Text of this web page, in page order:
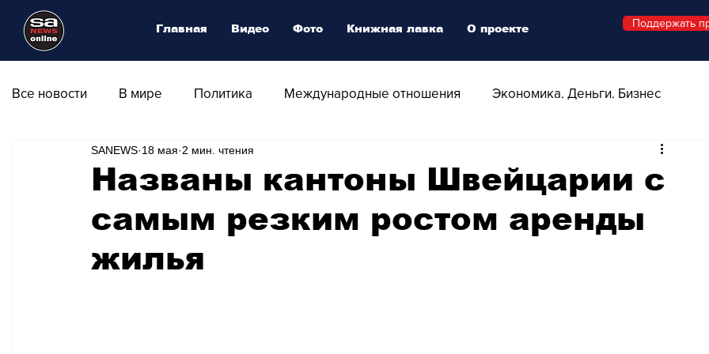
Все новости В мире Политика Международные отношения Экономика. Деньги. Бизнес
Общество Армия Аналитика
Транспорт Культура Магия искусства Swiss Афиша Стиль Стильный четверг
Названы кантоны Швейцарии с
самым резким ростом аренды
жилья
SANEWS 18 мая 2 мин. чтения
Главная Видео Фото Книжная лавка О проекте Поддержать